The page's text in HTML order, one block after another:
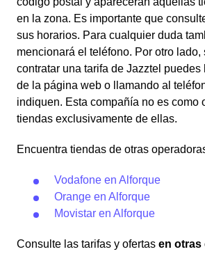
en la zona. Es importante que
sus horarios. Para cualquier duda
mencionará el teléfono. Por otro lado,
contratar una tarifa de Jazztel puedes
de la página web o llamando al
indiquen. Esta compañía no es como
tiendas exclusivamente de ellas.
Encuentra tiendas de otras
Vodafone en Alforque
Orange en Alforque
Movistar en Alforque
Consulte las tarifas y ofertas en otras